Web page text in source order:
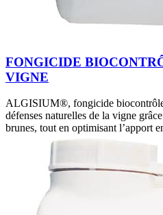
FONGICIDE
VIGNE
ALGISIUM®, fongicide
défenses naturelles de la vigne
brunes, tout en optimisant l’apport